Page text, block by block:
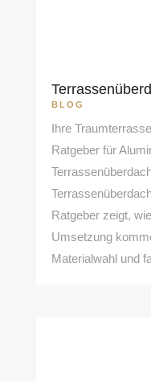
BLOG
Ihre
Ratgeber für
Ratgeber zeigt,
Umsetzung
Materialwahl und